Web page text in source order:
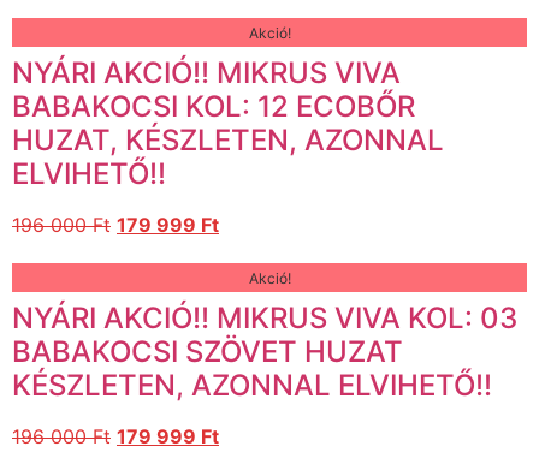
Akció!
NYÁRI AKCIÓ!! MIKRUS VIVA
BABAKOCSI KOL: 12 ECOBŐR
HUZAT, KÉSZLETEN, AZONNAL
ELVIHETŐ!!
196 000Ft 179 999 Ft
Akció!
NYÁRI AKCIÓ!! MIKRUS VIVA KOL: 03
BABAKOCSI SZÖVET HUZAT
KÉSZLETEN, AZONNAL ELVIHETŐ!!
196 000Ft 179 999 Ft